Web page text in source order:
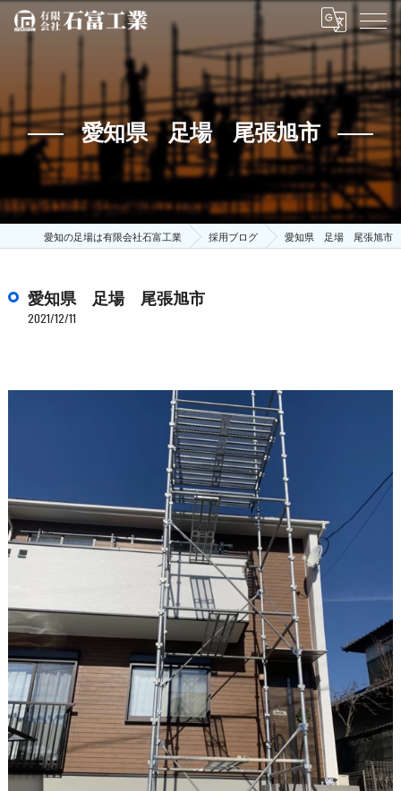
愛知県 足場 尾張旭市
愛知の足場は有限会社石富工業 採用ブログ 愛知県 足場 尾張旭市
愛知県 足場 尾張旭市
2021/12/11